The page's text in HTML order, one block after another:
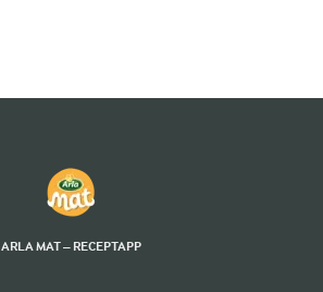
ARLA MAT – RECEPTAPP